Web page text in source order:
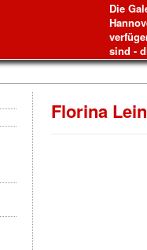
Die
sind -
Florina